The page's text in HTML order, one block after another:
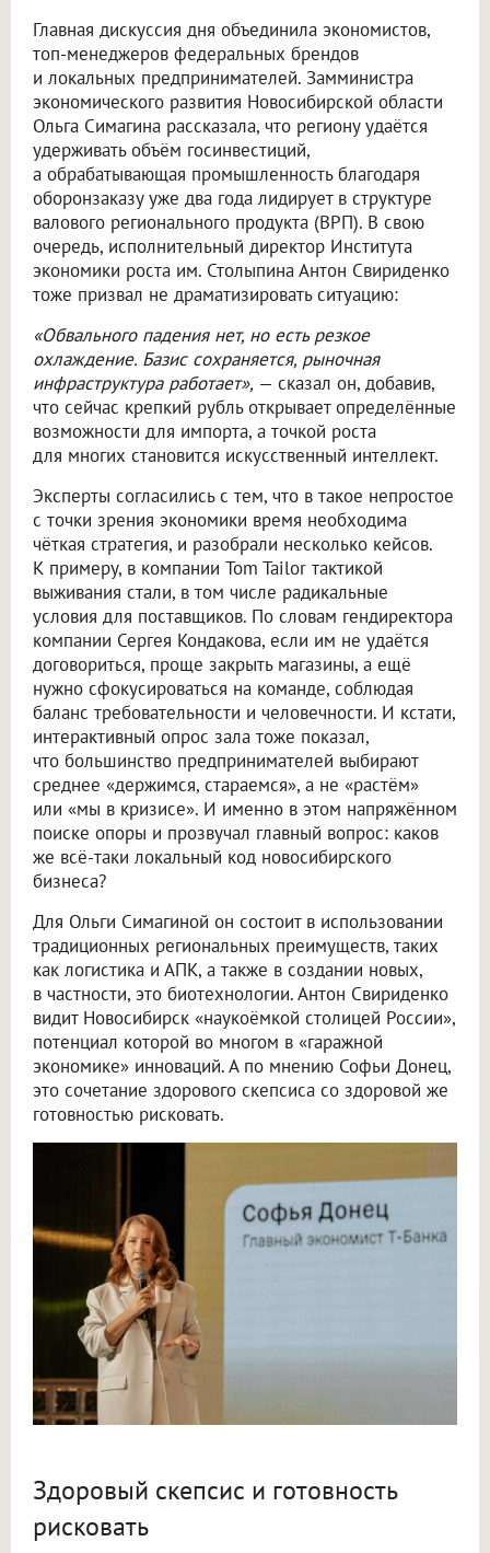
Главная дискуссия дня объединила экономистов,
топ-менеджеров федеральных брендов
и локальных предпринимателей. Замминистра
экономического развития Новосибирской области
Ольга Симагина рассказала, что региону удаётся
удерживать объём госинвестиций,
а обрабатывающая промышленность благодаря
оборонзаказу уже два года лидирует в структуре
валового регионального продукта (ВРП). В свою
очередь, исполнительный директор Института
экономики роста им. Столыпина Антон Свириденко
тоже призвал не драматизировать ситуацию:
«Обвального падения нет, но есть резкое
охлаждение. Базис сохраняется, рыночная
инфраструктура работает», — сказал он, добавив,
что сейчас крепкий рубль открывает определённые
возможности для импорта, а точкой роста
для многих становится искусственный интеллект.
Эксперты согласились с тем, что в такое непростое
с точки зрения экономики время необходима
чёткая стратегия, и разобрали несколько кейсов.
К примеру, в компании Tom Tailor тактикой
выживания стали, в том числе радикальные
условия для поставщиков. По словам гендиректора
компании Сергея Кондакова, если им не удаётся
договориться, проще закрыть магазины, а ещё
нужно сфокусироваться на команде, соблюдая
баланс требовательности и человечности. И кстати,
интерактивный опрос зала тоже показал,
что большинство предпринимателей выбирают
среднее «держимся, стараемся», а не «растём»
или «мы в кризисе». И именно в этом напряжённом
поиске опоры и прозвучал главный вопрос: каков
же всё-таки локальный код новосибирского
бизнеса?
Для Ольги Симагиной он состоит в использовании
традиционных региональных преимуществ, таких
как логистика и АПК, а также в создании новых,
в частности, это биотехнологии. Антон Свириденко
видит Новосибирск «наукоёмкой столицей России»,
потенциал которой во многом в «гаражной
экономике» инноваций. А по мнению Софьи Донец,
это сочетание здорового скепсиса со здоровой же
готовностью рисковать.
Здоровый скепсис и готовность
рисковать